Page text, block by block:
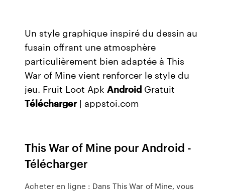
Un style graphique inspiré du dessin au
fusain offrant une atmosphère
particulièrement bien adaptée à This
War of Mine vient renforcer le style du
jeu. Fruit Loot ApkAndroid Gratuit
Télécharger| appstoi.com
This War of Mine pour Android -
Télécharger
Acheter en ligne : Dans This War of Mine, vous